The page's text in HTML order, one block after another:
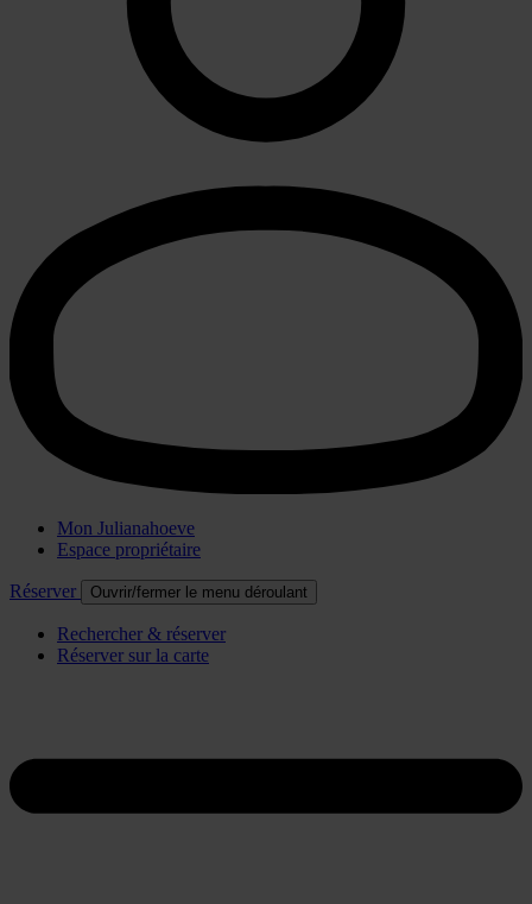
Mon Julianahoeve
Espace propriétaire
Réserver Ouvrir/fermer le menu déroulant
Rechercher & réserver
Réserver sur la carte